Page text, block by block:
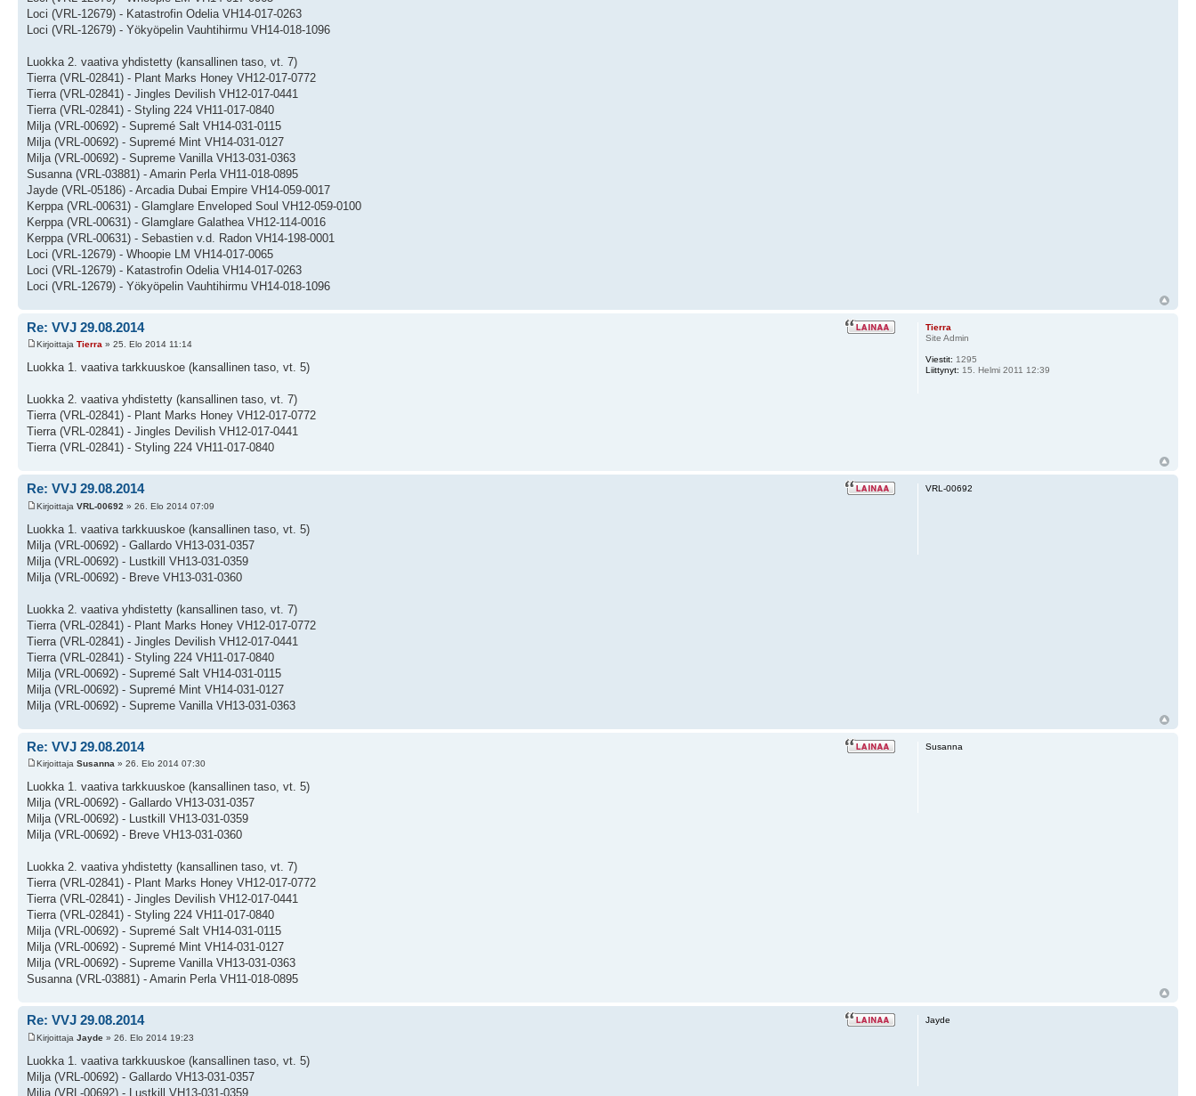
Loci (VRL-12679) - Katastrofin Odelia VH14-017-0263
Loci (VRL-12679) - Yökyöpelin Vauhtihirmu VH14-018-1096
Luokka 2. vaativa yhdistetty (kansallinen taso, vt. 7)
Tierra (VRL-02841) - Plant Marks Honey VH12-017-0772
Tierra (VRL-02841) - Jingles Devilish VH12-017-0441
Tierra (VRL-02841) - Styling 224 VH11-017-0840
Milja (VRL-00692) - Supremé Salt VH14-031-0115
Milja (VRL-00692) - Supremé Mint VH14-031-0127
Milja (VRL-00692) - Supreme Vanilla VH13-031-0363
Susanna (VRL-03881) - Amarin Perla VH11-018-0895
Jayde (VRL-05186) - Arcadia Dubai Empire VH14-059-0017
Kerppa (VRL-00631) - Glamglare Enveloped Soul VH12-059-0100
Kerppa (VRL-00631) - Glamglare Galathea VH12-114-0016
Kerppa (VRL-00631) - Sebastien v.d. Radon VH14-198-0001
Loci (VRL-12679) - Whoopie LM VH14-017-0065
Loci (VRL-12679) - Katastrofin Odelia VH14-017-0263
Loci (VRL-12679) - Yökyöpelin Vauhtihirmu VH14-018-1096
Re: VVJ 29.08.2014
Kirjoittaja Tierra » 25. Elo 2014 11:14
Luokka 1. vaativa tarkkuuskoe (kansallinen taso, vt. 5)
Luokka 2. vaativa yhdistetty (kansallinen taso, vt. 7)
Tierra (VRL-02841) - Plant Marks Honey VH12-017-0772
Tierra (VRL-02841) - Jingles Devilish VH12-017-0441
Tierra (VRL-02841) - Styling 224 VH11-017-0840
Tierra
Site Admin
Viestit: 1295
Liittynyt: 15. Helmi 2011 12:39
Re: VVJ 29.08.2014
Kirjoittaja VRL-00692 » 26. Elo 2014 07:09
Luokka 1. vaativa tarkkuuskoe (kansallinen taso, vt. 5)
Milja (VRL-00692) - Gallardo VH13-031-0357
Milja (VRL-00692) - Lustkill VH13-031-0359
Milja (VRL-00692) - Breve VH13-031-0360
Luokka 2. vaativa yhdistetty (kansallinen taso, vt. 7)
Tierra (VRL-02841) - Plant Marks Honey VH12-017-0772
Tierra (VRL-02841) - Jingles Devilish VH12-017-0441
Tierra (VRL-02841) - Styling 224 VH11-017-0840
Milja (VRL-00692) - Supremé Salt VH14-031-0115
Milja (VRL-00692) - Supremé Mint VH14-031-0127
Milja (VRL-00692) - Supreme Vanilla VH13-031-0363
VRL-00692
Re: VVJ 29.08.2014
Kirjoittaja Susanna » 26. Elo 2014 07:30
Luokka 1. vaativa tarkkuuskoe (kansallinen taso, vt. 5)
Milja (VRL-00692) - Gallardo VH13-031-0357
Milja (VRL-00692) - Lustkill VH13-031-0359
Milja (VRL-00692) - Breve VH13-031-0360
Luokka 2. vaativa yhdistetty (kansallinen taso, vt. 7)
Tierra (VRL-02841) - Plant Marks Honey VH12-017-0772
Tierra (VRL-02841) - Jingles Devilish VH12-017-0441
Tierra (VRL-02841) - Styling 224 VH11-017-0840
Milja (VRL-00692) - Supremé Salt VH14-031-0115
Milja (VRL-00692) - Supremé Mint VH14-031-0127
Milja (VRL-00692) - Supreme Vanilla VH13-031-0363
Susanna (VRL-03881) - Amarin Perla VH11-018-0895
Susanna
Re: VVJ 29.08.2014
Kirjoittaja Jayde » 26. Elo 2014 19:23
Luokka 1. vaativa tarkkuuskoe (kansallinen taso, vt. 5)
Milja (VRL-00692) - Gallardo VH13-031-0357
Milja (VRL-00692) - Lustkill VH13-031-0359
Jayde